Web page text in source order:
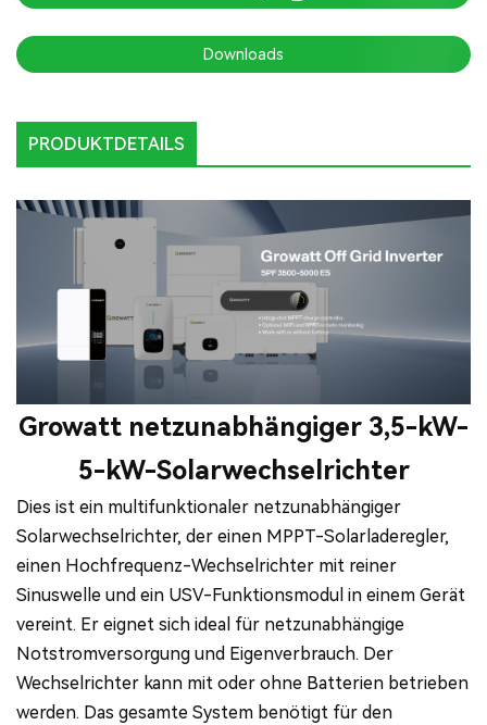
Downloads
PRODUKTDETAILS
Growatt netzunabhängiger 3,5-kW-
5-kW-Solarwechselrichter
Dies ist ein multifunktionaler netzunabhängiger
Solarwechselrichter, der einen MPPT-Solarladeregler,
einen Hochfrequenz-Wechselrichter mit reiner
Sinuswelle und ein USV-Funktionsmodul in einem Gerät
vereint. Er eignet sich ideal für netzunabhängige
Notstromversorgung und Eigenverbrauch. Der
Wechselrichter kann mit oder ohne Batterien betrieben
werden. Das gesamte System benötigt für den